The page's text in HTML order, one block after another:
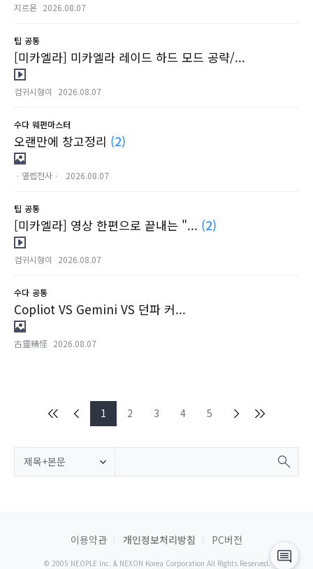
지르몬 2026.08.07
팁 공통
[미카엘라] 미카엘라 레이드 하드 모드 공략/...
검귀시형이 2026.08.07
수다 웨펀마스터
오랜만에 창고정리 (2)
ㆍ열렙전사ㆍ 2026.08.07
팁 공통
[미카엘라] 영상 한편으로 끝내는 "... (2)
검귀시형이 2026.08.07
수다 공통
Copliot VS Gemini VS 던파 커...
古靈精怪 2026.08.07
1 2 3 4 5
제목+본문
이용약관 개인정보처리방침 PC버전
© 2005 NEOPLE Inc. & NEXON Korea Corporation All Rights Reserved.